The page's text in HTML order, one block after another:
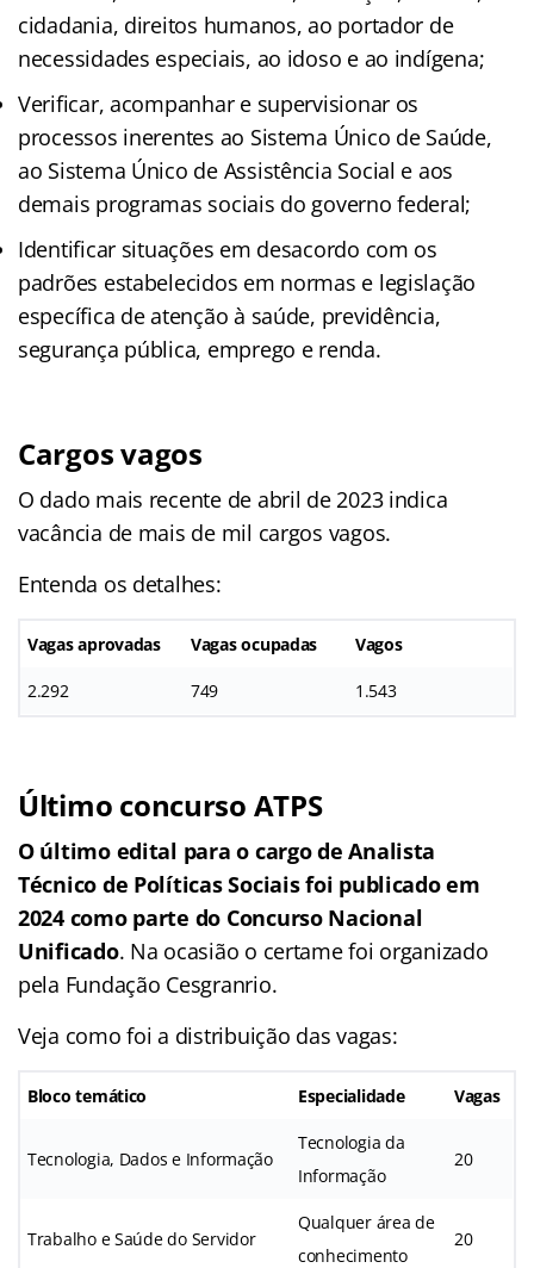
cidadania, direitos humanos, ao portador de
necessidades especiais, ao idoso e ao indígena;
Verificar, acompanhar e supervisionar os
processos inerentes ao Sistema Único de Saúde,
ao Sistema Único de Assistência Social e aos
demais programas sociais do governo federal;
Identificar situações em desacordo com os
padrões estabelecidos em normas e legislação
específica de atenção à saúde, previdência,
segurança pública, emprego e renda.
Cargos vagos
O dado mais recente de abril de 2023 indica
vacância de mais de mil cargos vagos.
Entenda os detalhes:
Vagas aprovadas Vagas ocupadas Vagos
2.292 749 1.543
Último concurso ATPS
O último edital para o cargo de Analista
Técnico de Políticas Sociais foi publicado em
2024 como parte do Concurso Nacional
Unificado. Na ocasião o certame foi organizado
pela Fundação Cesgranrio.
Veja como foi a distribuição das vagas:
Bloco temático Especialidade Vagas
Tecnologia, Dados e Informação
Tecnologia da
Informação
20
Trabalho e Saúde do Servidor
Qualquer área de
conhecimento
20